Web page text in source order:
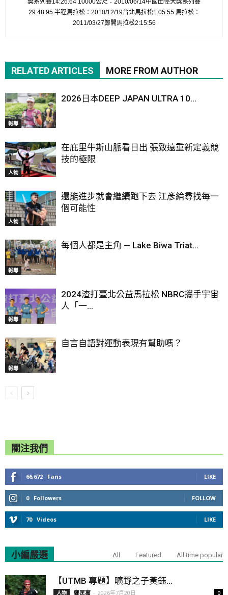
獎系列賽14:26.64 10000公尺：2010/06/14中國田徑大獎系列賽
29:48.95 半程馬拉松：2010/12/19台北馬拉松1:05:55 馬拉松：
2011/03/27鄭開馬拉松2:15:56
RELATED ARTICLES MORE FROM AUTHOR
報導
2026日本DEEP JAPAN ULTRA 10...
人物
在庇里牛斯山脈看日出 張致遠重新定義競
技的極限
人物
還能進步就會繼續跑下去 江彥綸尋找每一
個可能性
報導
每個人都是主角 — Lake Biwa Triat...
報導
2024渣打臺北公益馬拉松 NBRC攜手宇宙
人「一...
報導
自言自語對運動表現有幫助嗎？
關注我們
66,672 Fans LIKE
0 Followers FOLLOW
70 Videos LIKE
小編嚴選 All Featured All time popular
【UTMB 專題】曠野之子黃鈺...
人物 鄭匡寓 - 2026年7月20日 0